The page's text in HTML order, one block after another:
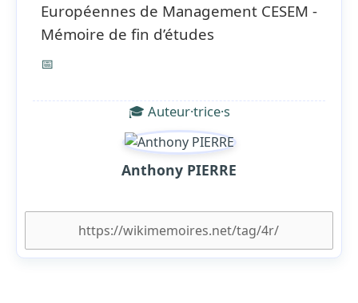
Européennes de Management CESEM -
Mémoire de fin d’études
📅
🎓 Auteur·trice·s
Anthony PIERRE